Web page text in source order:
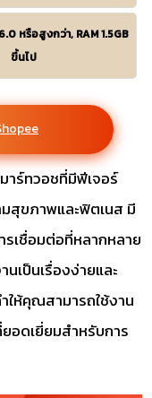
หรือสูงกว่า, RAM 1.5GB
ขึ้นไป
าร์ทวอชที่มีฟีเจอร์
สุขภาพและฟิตเนส มี
เชื่อมต่อที่หลากหลาย
นเป็นเรื่องง่ายและ
ห้คุณสามารถใช้งาน
อดเยี่ยมสำหรับการ